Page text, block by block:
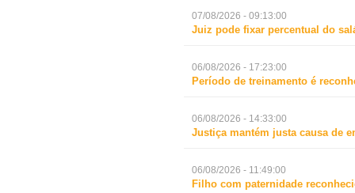
07/08/2026 - 09:13:00
Juiz pode fixar percentual do
06/08/2026 - 17:23:00
Período de treinamento é
06/08/2026 - 14:33:00
Justiça mantém justa causa de
06/08/2026 - 11:49:00
Filho com paternidade